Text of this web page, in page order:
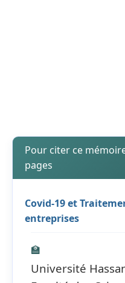
Pour citer ce
pages
Covid-19 et
entreprises
🏫
Université